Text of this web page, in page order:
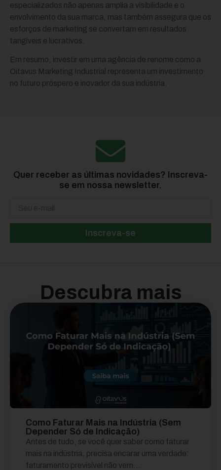
especializados não apenas amplia a visibilidade e o
envolvimento da sua marca, mas também assegura que os
esforços de marketing se convertam em resultados
tangíveis e lucrativos.
Em resumo, investir em uma agência de renome como a
Oitavus Marketing Industrial representa um investimento
no futuro próspero e inovador da sua indústria.
Quer receber as últimas novidades? Inscreva-
se em nossa newsletter.
Inscreva-se
Descubra mais
Como Faturar Mais na Indústria (Sem
Depender Só de Indicação)
Antes de tudo, se você quer saber como faturar
mais na indústria, precisa encarar uma verdade:
faturamento previsível não vem...